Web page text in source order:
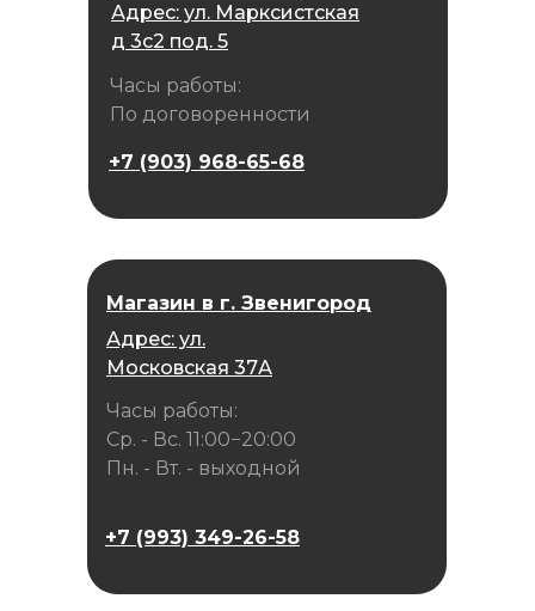
Адрес: ул. Марксистская
д 3с2 под. 5
Часы работы:
По договоренности
Часы работы:
Ср. - Вс. 11:00−20:00
Пн. - Вт. - выходной
Магазин в г. Звенигород
Адрес: ул.
Московская 37А
+7 (993) 349-26-58
+7 (903) 968-65-68